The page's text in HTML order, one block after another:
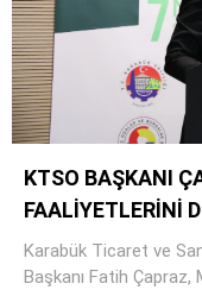
KTSO BAŞKANI
FAALİYETLERİNİ
Karabük Ticaret ve
Başkanı Fatih Çapraz,